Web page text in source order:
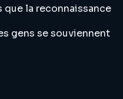
la reconnaissance
gens se souviennent